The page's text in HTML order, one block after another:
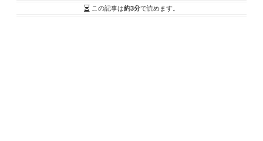
この記事は約3分で読めます。